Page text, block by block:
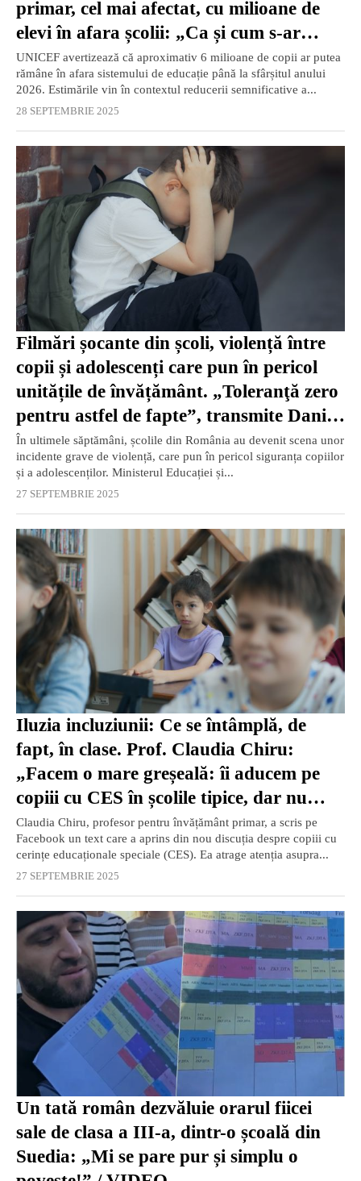
primar, cel mai afectat, cu milioane de
elevi în afara școlii: „Ca și cum s-ar
închide toate din Germania și Italia!”
UNICEF avertizează că aproximativ 6 milioane de copii ar putea
rămâne în afara sistemului de educație până la sfârșitul anului
2026. Estimările vin în contextul reducerii semnificative a...
28 SEPTEMBRIE 2025
Filmări șocante din școli, violență între
copii și adolescenți care pun în pericol
unitățile de învățământ. „Toleranţă zero
pentru astfel de fapte”, transmite Daniel
David
În ultimele săptămâni, școlile din România au devenit scena unor
incidente grave de violență, care pun în pericol siguranța copiilor
și a adolescenților. Ministerul Educației și...
27 SEPTEMBRIE 2025
Iluzia incluziunii: Ce se întâmplă, de
fapt, în clase. Prof. Claudia Chiru:
„Facem o mare greșeală: îi aducem pe
copiii cu CES în școlile tipice, dar nu
schimbăm nimic din școală pentru ei”
Claudia Chiru, profesor pentru învățământ primar, a scris pe
Facebook un text care a aprins din nou discuția despre copiii cu
cerințe educaționale speciale (CES). Ea atrage atenția asupra...
27 SEPTEMBRIE 2025
Un tată român dezvăluie orarul fiicei
sale de clasa a III-a, dintr-o școală din
Suedia: „Mi se pare pur și simplu o